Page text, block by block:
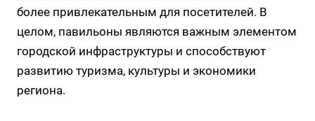
более привлекательным для посетителей. В
целом, павильоны являются важным элементом
городской инфраструктуры и способствуют
развитию туризма, культуры и экономики
региона.